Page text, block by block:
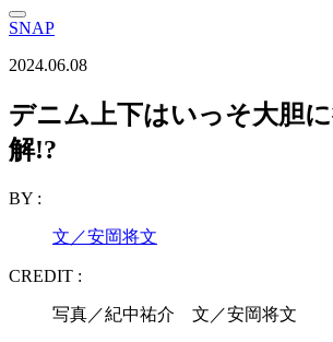
SNAP
2024.06.08
デニム上下はいっそ大胆
解!?
BY :
文／安岡将文
CREDIT :
写真／紀中祐介 文／安岡将文